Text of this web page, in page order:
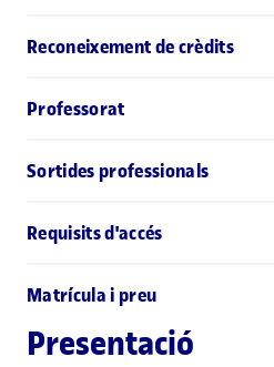
Reconeixement de crèdits
Professorat
Sortides professionals
Requisits d'accés
Matrícula i preu
Presentació